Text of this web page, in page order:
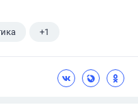
+1